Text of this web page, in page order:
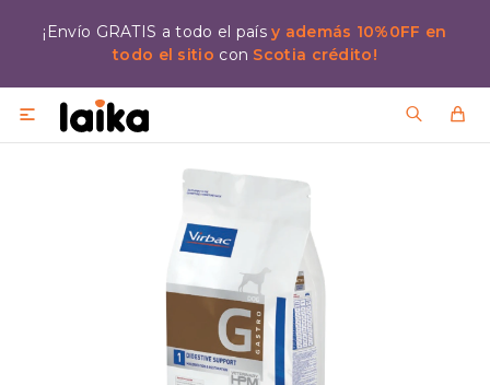
¡Envío GRATIS a todo el paísy además 10%0FF en
todo el sitio con Scotia crédito!
